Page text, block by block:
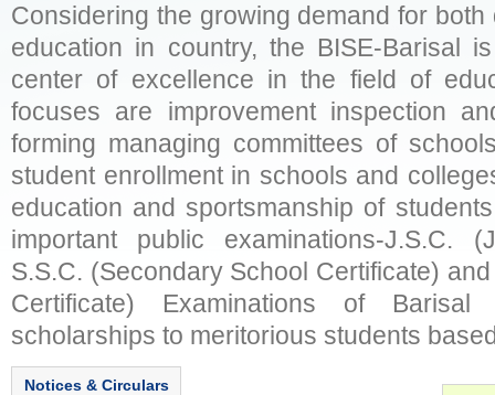
Considering the growing demand for
education in country, the BISE-Barisal
center of excellence in the field of
focuses are improvement inspection
forming managing committees of
student enrollment in schools and
education and sportsmanship of
important public examinations-J.S.C.
S.S.C. (Secondary School Certificate)
Certificate) Examinations of
scholarships to meritorious students
Notices & Circulars